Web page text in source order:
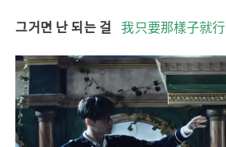
그거면 난 되는 걸我只要那樣子就行